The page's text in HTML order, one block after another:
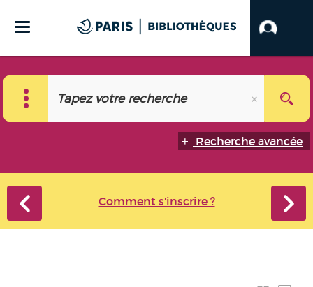
Recherche avancée
Comment s'inscrire ?
Lien